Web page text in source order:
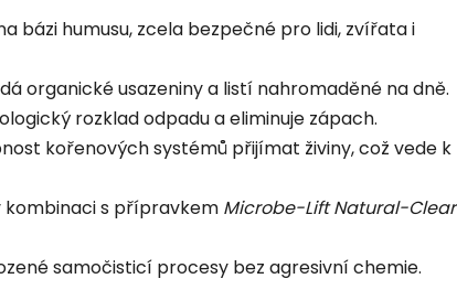
bázi humusu, zcela bezpečné pro lidi, zvířata i
organické usazeniny a listí nahromaděné na dně.
rozklad odpadu a eliminuje zápach.
kořenových systémů přijímat živiny, což vede k
kombinaci s přípravkem Microbe-Lift Natural-Clear
samočisticí procesy bez agresivní chemie.